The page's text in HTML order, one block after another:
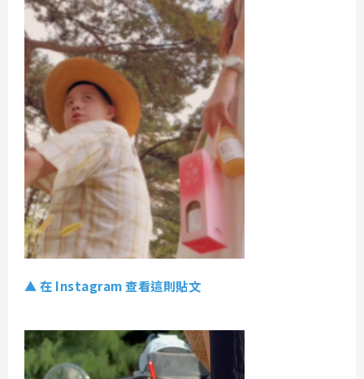
▲ 在 Instagram 查看這則貼文